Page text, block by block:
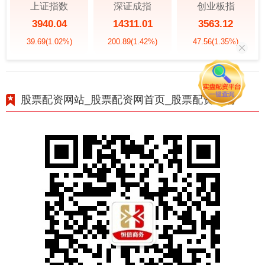
上证指数
3940.04
39.69(1.02%)
深证成指
14311.01
200.89(1.42%)
创业板指
3563.12
47.56(1.35%)
股票配资网站_股票配资网首页_股票配资市场